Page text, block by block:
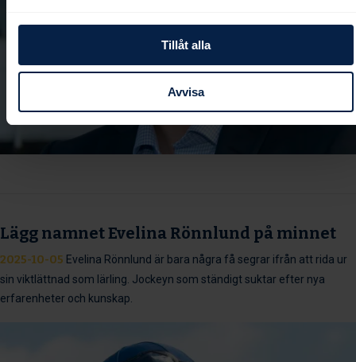
Tillåt alla
Avvisa
Lägg namnet Evelina Rönnlund på minnet
2025-10-05 Evelina Rönnlund är bara några få segrar ifrån att rida ur
sin viktlättnad som lärling. Jockeyn som ständigt suktar efter nya
erfarenheter och kunskap.